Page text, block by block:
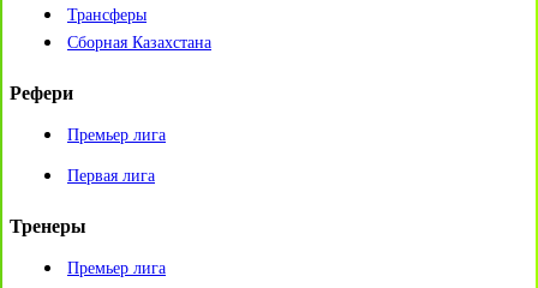
Трансферы
Сборная Казахстана
Рефери
Премьер лига
Первая лига
Тренеры
Премьер лига